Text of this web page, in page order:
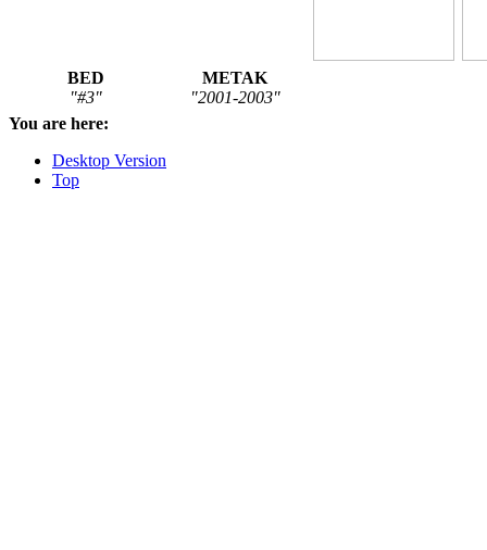
BED
"#3"
METAK
"2001-2003"
You are here:
Desktop Version
Top